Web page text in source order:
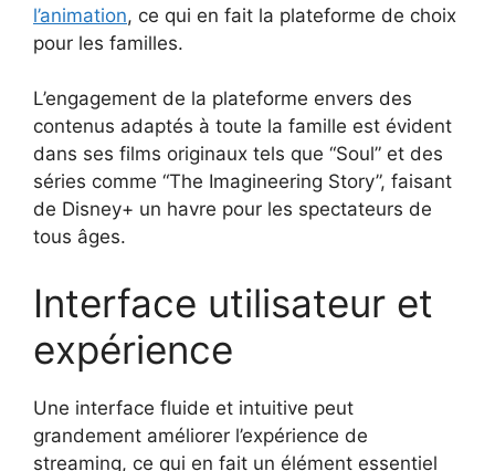
l’animation, ce qui en fait la plateforme de choix
pour les familles.
L’engagement de la plateforme envers des
contenus adaptés à toute la famille est évident
dans ses films originaux tels que “Soul” et des
séries comme “The Imagineering Story”, faisant
de Disney+ un havre pour les spectateurs de
tous âges.
Interface utilisateur et
expérience
Une interface fluide et intuitive peut
grandement améliorer l’expérience de
streaming, ce qui en fait un élément essentiel